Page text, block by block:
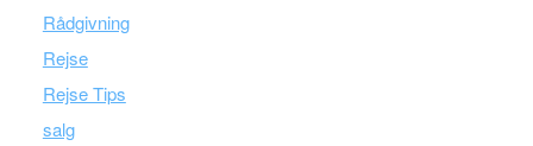
Rådgivning
Rejse
Rejse Tips
salg